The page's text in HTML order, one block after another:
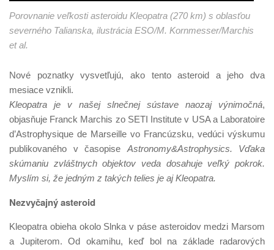
Porovnanie veľkosti asteroidu Kleopatra (270 km) s oblasťou
severného Talianska, ilustrácia ESO/M. Kornmesser/Marchis
et al.
Nové poznatky vysvetľujú, ako tento asteroid a jeho dva
mesiace vznikli.
Kleopatra je v našej slnečnej sústave naozaj výnimočná,
objasňuje Franck Marchis zo SETI Institute v USA a Laboratoire
d’Astrophysique de Marseille vo Francúzsku, vedúci výskumu
publikovaného v časopise Astronomy&Astrophysics. Vďaka
skúmaniu zvláštnych objektov veda dosahuje veľký pokrok.
Myslím si, že jedným z takých telies je aj Kleopatra.
Nezvyčajný asteroid
Kleopatra obieha okolo Slnka v páse asteroidov medzi Marsom
a Jupiterom. Od okamihu, keď bol na základe radarových